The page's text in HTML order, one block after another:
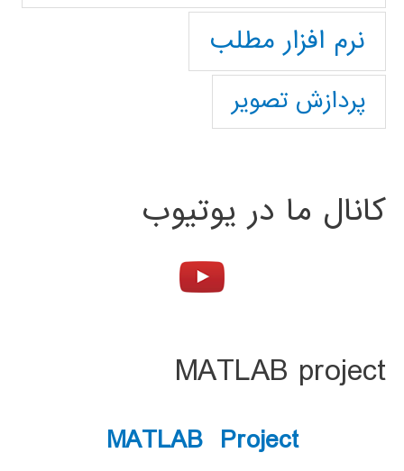
نرم افزار مطلب
پردازش تصویر
کانال ما در یوتیوب
MATLAB project
MATLAB Project